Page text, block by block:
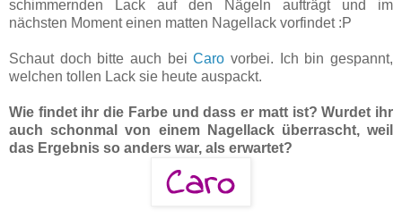
schimmernden Lack auf den Nägeln aufträgt und im
nächsten Moment einen matten Nagellack vorfindet :P
Schaut doch bitte auch beiCaro vorbei. Ich bin gespannt,
welchen tollen Lack sie heute auspackt.
Wie findet ihr die Farbe und dass er matt ist? Wurdet ihr
auch schonmal von einem Nagellack überrascht, weil
das Ergebnis so anders war, als erwartet?